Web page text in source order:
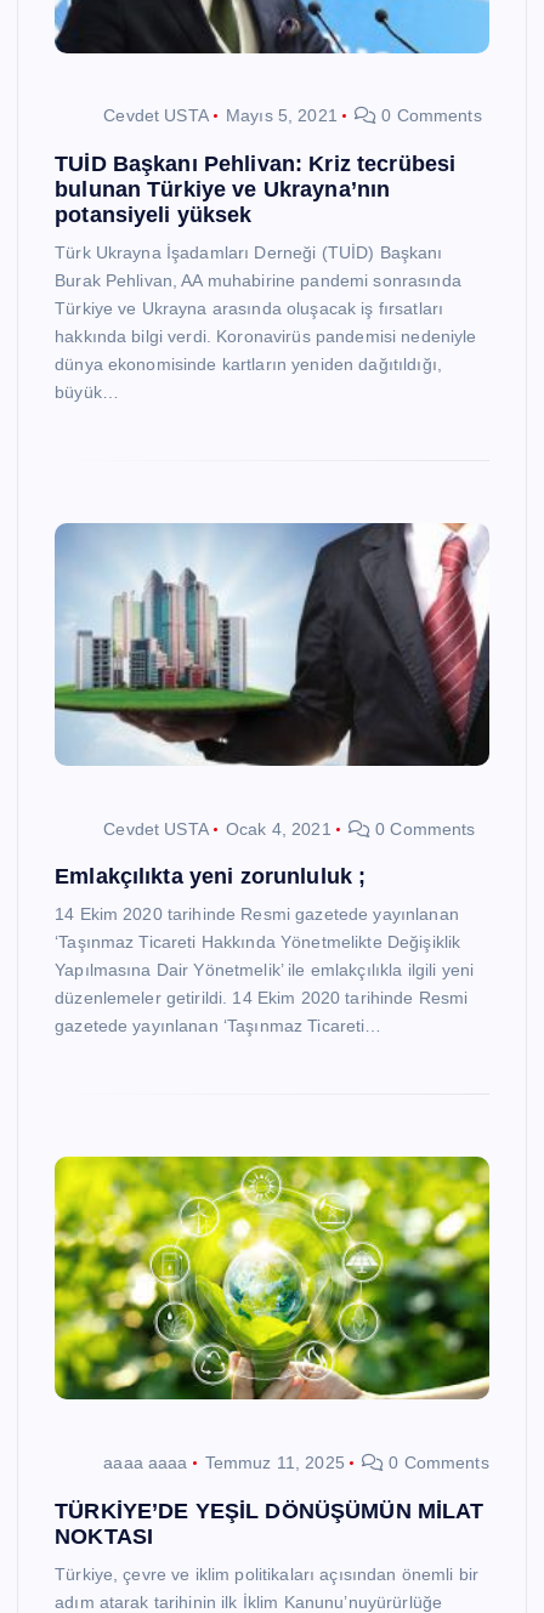
Cevdet USTA Mayıs 5, 2021 0 Comments
TUİD Başkanı Pehlivan: Kriz tecrübesi
bulunan Türkiye ve Ukrayna’nın
potansiyeli yüksek
Türk Ukrayna İşadamları Derneği (TUİD) Başkanı
Burak Pehlivan, AA muhabirine pandemi sonrasında
Türkiye ve Ukrayna arasında oluşacak iş fırsatları
hakkında bilgi verdi. Koronavirüs pandemisi nedeniyle
dünya ekonomisinde kartların yeniden dağıtıldığı,
büyük…
Cevdet USTA Ocak 4, 2021 0 Comments
Emlakçılıkta yeni zorunluluk ;
14 Ekim 2020 tarihinde Resmi gazetede yayınlanan
‘Taşınmaz Ticareti Hakkında Yönetmelikte Değişiklik
Yapılmasına Dair Yönetmelik’ ile emlakçılıkla ilgili yeni
düzenlemeler getirildi. 14 Ekim 2020 tarihinde Resmi
gazetede yayınlanan ‘Taşınmaz Ticareti…
aaaa aaaa Temmuz 11, 2025 0 Comments
TÜRKİYE’DE YEŞİL DÖNÜŞÜMÜN MİLAT
NOKTASI
Türkiye, çevre ve iklim politikaları açısından önemli bir
adım atarak tarihinin ilk İklim Kanunu’nuyürürlüğe